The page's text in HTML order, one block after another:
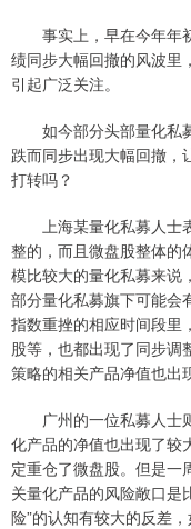
事实上，早在今年年
绩同步大幅回撤的风波里
引起广泛关注。
如今部分头部量化私
跌而同步出现大幅回撤，
打转吗？
上海某量化私募人士
整的，而且微盘股整体的
模比较大的量化私募来说
部分量化私募旗下可能会
指数重挫的相应时间段里
股等，也都出现了同步调
策略的相关产品净值也出
广州的一位私募人士
化产品的净值也出现了较
定重仓了微盘股。但是一
关量化产品的风险敞口是
险”的认知有较大的反差